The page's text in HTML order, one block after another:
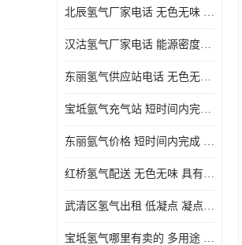
北辰氢气厂家电话 无色无味 凝点为-259
汉沽氢气厂家电话 能源密度高 储存和传输便利
东丽氢气供应站电话 无色无味 储存和传输便利
宝坻氩气充气站 短时间内完成 人员经过培训
东丽氩气价格 短时间内完成 物流管理优良
红桥氢气配送 无色无味 具有较低的密度
武清区氢气出租 低凝点 凝点为-259
宝坻氢气哪里有卖的 多用途 可以在空气中上升